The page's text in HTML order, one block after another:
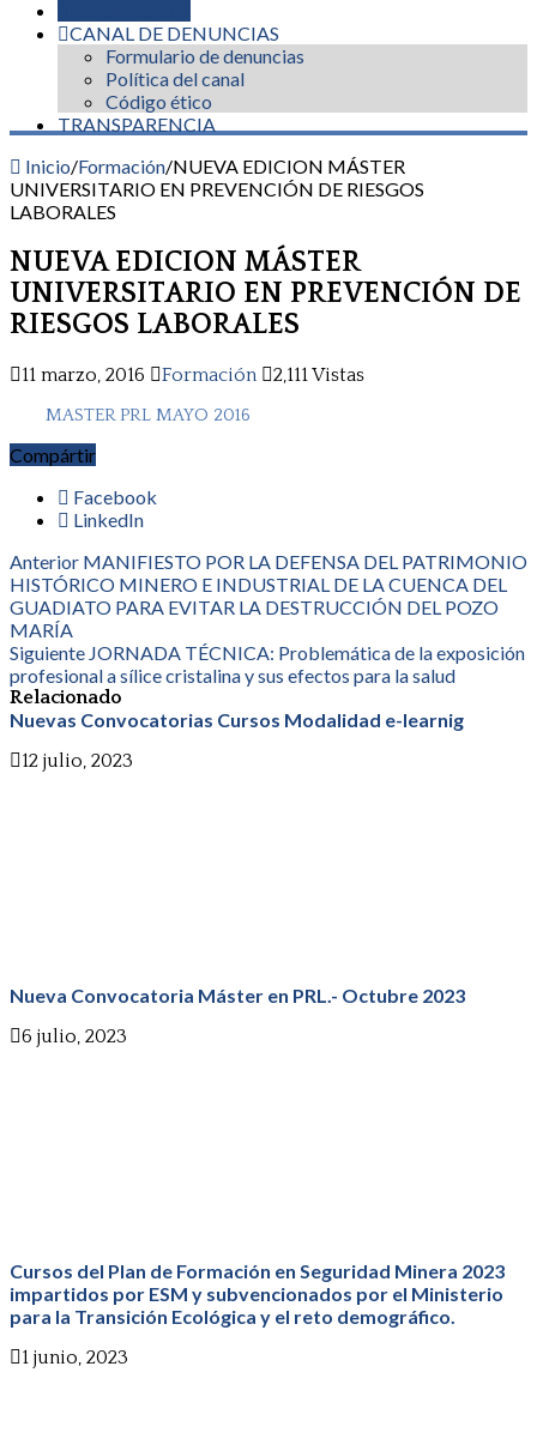
CANAL DE DENUNCIAS
Formulario de denuncias
Política del canal
Código ético
TRANSPARENCIA
Inicio/Formación/NUEVA EDICION MÁSTER
UNIVERSITARIO EN PREVENCIÓN DE RIESGOS
LABORALES
NUEVA EDICION MÁSTER
UNIVERSITARIO EN PREVENCIÓN DE
RIESGOS LABORALES
11 marzo, 2016 Formación 2,111 Vistas
MASTER PRL MAYO 2016
Compártir
Facebook
LinkedIn
Anterior MANIFIESTO POR LA DEFENSA DEL PATRIMONIO
HISTÓRICO MINERO E INDUSTRIAL DE LA CUENCA DEL
GUADIATO PARA EVITAR LA DESTRUCCIÓN DEL POZO
MARÍA
Siguiente JORNADA TÉCNICA: Problemática de la exposición
profesional a sílice cristalina y sus efectos para la salud
Relacionado
Nuevas Convocatorias Cursos Modalidad e-learnig
12 julio, 2023
Nueva Convocatoria Máster en PRL.- Octubre 2023
6 julio, 2023
Cursos del Plan de Formación en Seguridad Minera 2023
impartidos por ESM y subvencionados por el Ministerio
para la Transición Ecológica y el reto demográfico.
1 junio, 2023